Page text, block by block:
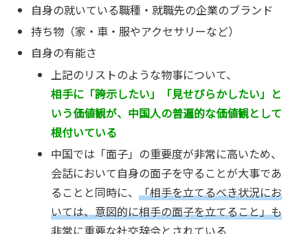
自身の就いている職種・就職先の企業のブランド
持ち物（家・車・服やアクセサリーなど）
自身の有能さ
上記のリストのような物事について、
相手に「誇示したい」「見せびらかしたい」と
いう価値観が、中国人の普遍的な価値観として
根付いている
中国では「面子」の重要度が非常に高いため、
会話において自身の面子を守ることが大事であ
ることと同時に、「相手を立てるべき状況にお
いては、意図的に相手の面子を立てること」も
非常に重要な社交辞令とされている